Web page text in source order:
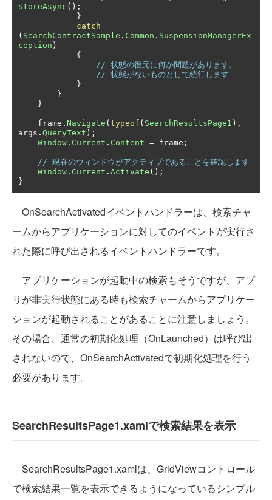
storeAsync ();
}
catch
( SearchContractSample . Common . SuspensionManagerEx
ception )
{
// 状態の復元に何か問題があります。
// 状態がないものとして続行します
}
}
}
    frame
. Navigate ( typeof ( SearchResultsPage1 ),
args . QueryText );
Window . Current . Content = frame ;
// 現在のウィンドウがアクティブであることを確認します
Window . Current . Activate ();
}
OnSearchActivatedイベントハンドラーは、検索チャ
ームからアプリケーションに対してのイベントが実行さ
れた際に呼び出されるイベントハンドラーです。
アプリケーションが起動中の検索もそうですが、アプ
リが非実行状態にある時も検索チャームからアプリケー
ションが起動されることがあることに注意しましょう。
その場合、通常の初期化処理（OnLaunched）は呼び出
されないので、OnSearchActivatedで初期化処理を行う
必要があります。
SearchResultsPage1.xamlで検索結果を表示
SearchResultsPage1.xamlは、GridViewコントロール
で検索結果一覧を表示できるようになっているシンプル